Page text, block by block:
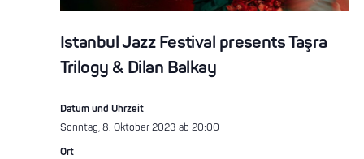
Istanbul Jazz Festival presents Taşra
Trilogy & Dilan Balkay
Datum und Uhrzeit
Sonntag, 8. Oktober 2023 ab 20:00
Ort